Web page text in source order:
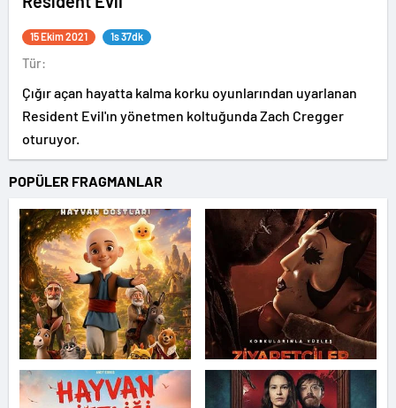
15 Ekim 2021 1s 37dk
Tür:
Çığır açan hayatta kalma korku oyunlarından uyarlanan
Resident Evil'ın yönetmen koltuğunda Zach Cregger
oturuyor.
POPÜLER FRAGMANLAR